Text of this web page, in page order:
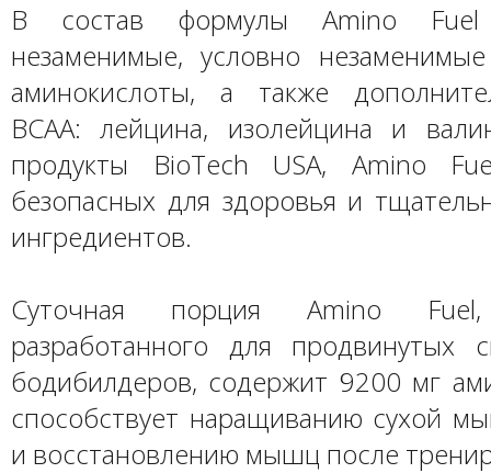
В состав формулы Amino
незаменимые, условно
аминокислоты, а также
ВСАА: лейцина, изолейцина и
продукты BioTech USA, Amino
безопасных для здоровья и
ингредиентов.
Суточная порция Amino Fuel,
разработанного для продвинутых
бодибилдеров, содержит 9200 мг
способствует наращиванию сухой
и восстановлению мышц после